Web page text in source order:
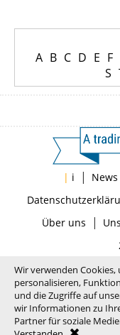
A B C D E F
S
| i | News
Über uns |
Wir verwenden
personalisieren,
und die Zugriffe auf
wir Informationen zu
Partner für soziale